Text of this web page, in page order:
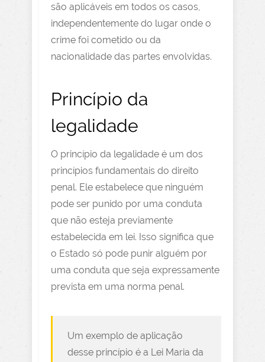
são aplicáveis em todos os casos,
independentemente do lugar onde o
crime foi cometido ou da
nacionalidade das partes envolvidas.
Princípio da
legalidade
O princípio da legalidade é um dos
princípios fundamentais do direito
penal. Ele estabelece que ninguém
pode ser punido por uma conduta
que não esteja previamente
estabelecida em lei. Isso significa que
o Estado só pode punir alguém por
uma conduta que seja expressamente
prevista em uma norma penal.
Um exemplo de aplicação
desse princípio é a Lei Maria da